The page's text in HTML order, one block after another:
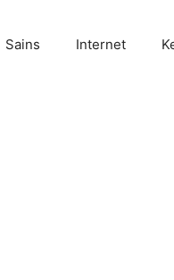
Sains Internet